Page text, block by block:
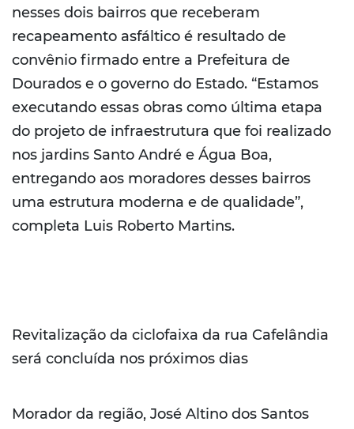
nesses dois bairros que receberam
recapeamento asfáltico é resultado de
convênio firmado entre a Prefeitura de
Dourados e o governo do Estado. “Estamos
executando essas obras como última etapa
do projeto de infraestrutura que foi realizado
nos jardins Santo André e Água Boa,
entregando aos moradores desses bairros
uma estrutura moderna e de qualidade”,
completa Luis Roberto Martins.
Revitalização da ciclofaixa da rua Cafelândia
será concluída nos próximos dias
Morador da região, José Altino dos Santos